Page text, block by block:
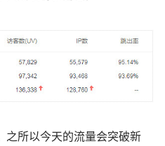
之所以今天的流量会突破新